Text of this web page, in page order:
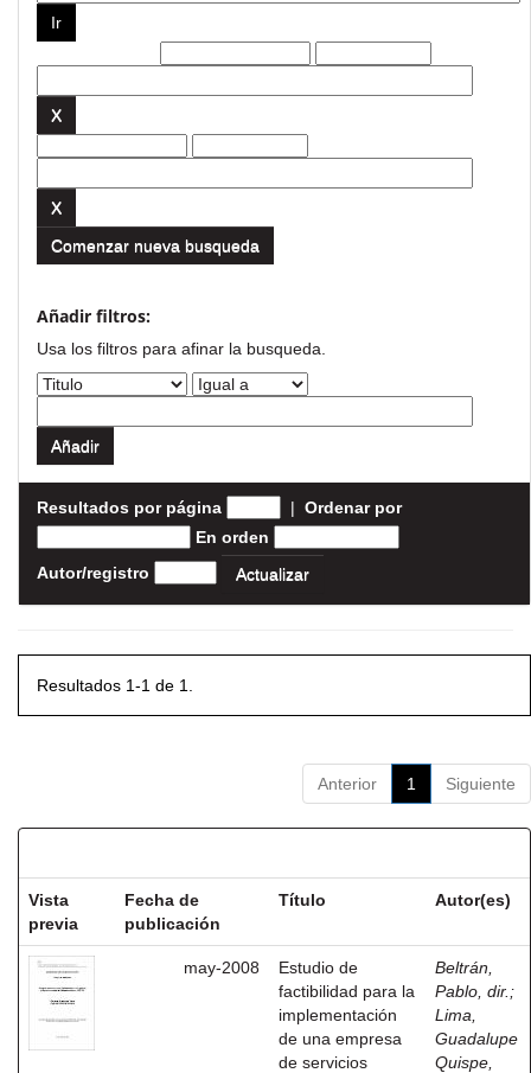
Comenzar nueva busqueda
Añadir filtros:
Usa los filtros para afinar la busqueda.
Resultados por página | Ordenar por
En orden
Autor/registro
Resultados 1-1 de 1.
Anterior 1 Siguiente
Vista
previa
Fecha de
publicación
Título Autor(es)
may-2008
Estudio de
factibilidad para la
implementación
de una empresa
de servicios
Beltrán,
Pablo, dir. ;
Lima,
Guadalupe
Quispe,